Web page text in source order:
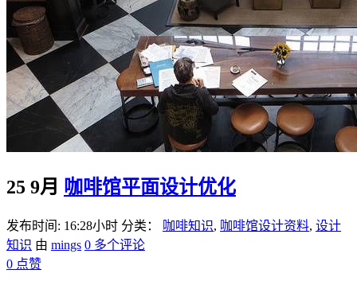
25 9月 咖啡馆平面设计优化
发布时间: 16:28小时 分类： 咖啡知识, 咖啡馆设计资料, 设计
知识 由 mings 0 多个评论
0 点赞